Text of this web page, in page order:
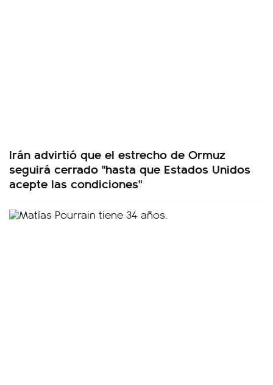
Irán advirtió que el estrecho de Ormuz
seguirá cerrado "hasta que Estados Unidos
acepte las condiciones"